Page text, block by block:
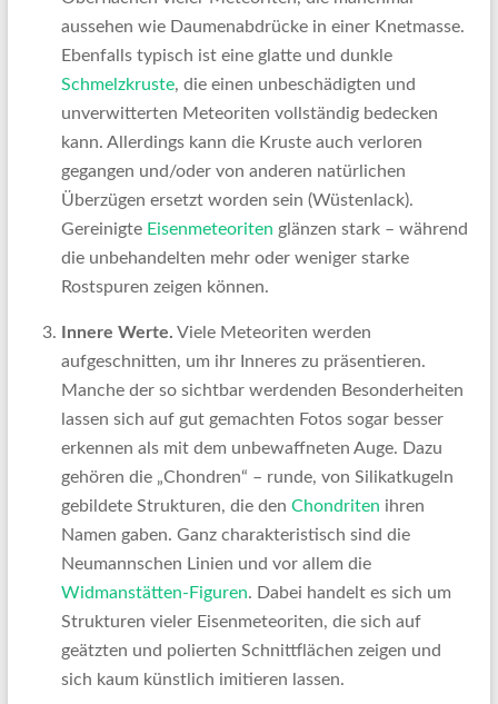
aussehen wie Daumenabdrücke in einer Knetmasse.
Ebenfalls typisch ist eine glatte und dunkle
Schmelzkruste, die einen unbeschädigten und
unverwitterten Meteoriten vollständig bedecken
kann. Allerdings kann die Kruste auch verloren
gegangen und/oder von anderen natürlichen
Überzügen ersetzt worden sein (Wüstenlack).
Gereinigte Eisenmeteoriten glänzen stark – während
die unbehandelten mehr oder weniger starke
Rostspuren zeigen können.
Innere Werte. Viele Meteoriten werden
aufgeschnitten, um ihr Inneres zu präsentieren.
Manche der so sichtbar werdenden Besonderheiten
lassen sich auf gut gemachten Fotos sogar besser
erkennen als mit dem unbewaffneten Auge. Dazu
gehören die „Chondren“ – runde, von Silikatkugeln
gebildete Strukturen, die den Chondriten ihren
Namen gaben. Ganz charakteristisch sind die
Neumannschen Linien und vor allem die
Widmanstätten-Figuren. Dabei handelt es sich um
Strukturen vieler Eisenmeteoriten, die sich auf
geätzten und polierten Schnittflächen zeigen und
sich kaum künstlich imitieren lassen.